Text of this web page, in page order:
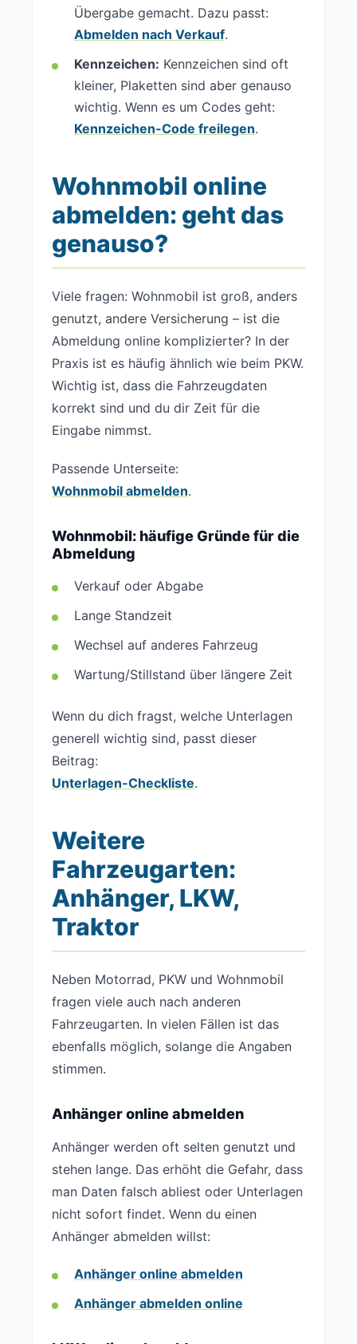
Übergabe gemacht. Dazu passt:
Abmelden nach Verkauf.
Kennzeichen: Kennzeichen sind oft
kleiner, Plaketten sind aber genauso
wichtig. Wenn es um Codes geht:
Kennzeichen-Code freilegen.
Wohnmobil online
abmelden: geht das
genauso?
Viele fragen: Wohnmobil ist groß, anders
genutzt, andere Versicherung – ist die
Abmeldung online komplizierter? In der
Praxis ist es häufig ähnlich wie beim PKW.
Wichtig ist, dass die Fahrzeugdaten
korrekt sind und du dir Zeit für die
Eingabe nimmst.
Passende Unterseite:
Wohnmobil abmelden.
Wohnmobil: häufige Gründe für die
Abmeldung
Verkauf oder Abgabe
Lange Standzeit
Wechsel auf anderes Fahrzeug
Wartung/Stillstand über längere Zeit
Wenn du dich fragst, welche Unterlagen
generell wichtig sind, passt dieser
Beitrag:
Unterlagen-Checkliste.
Weitere
Fahrzeugarten:
Anhänger, LKW,
Traktor
Neben Motorrad, PKW und Wohnmobil
fragen viele auch nach anderen
Fahrzeugarten. In vielen Fällen ist das
ebenfalls möglich, solange die Angaben
stimmen.
Anhänger online abmelden
Anhänger werden oft selten genutzt und
stehen lange. Das erhöht die Gefahr, dass
man Daten falsch abliest oder Unterlagen
nicht sofort findet. Wenn du einen
Anhänger abmelden willst:
Anhänger online abmelden
Anhänger abmelden online